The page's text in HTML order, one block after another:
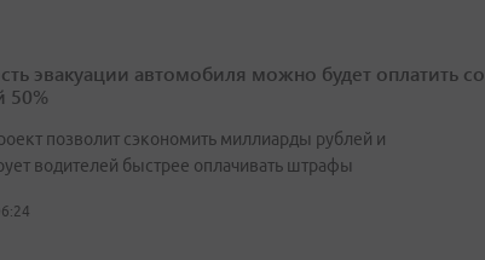
эвакуации автомобиля можно будет оплатить со
50%
позволит сэкономить миллиарды рублей и
водителей быстрее оплачивать штрафы